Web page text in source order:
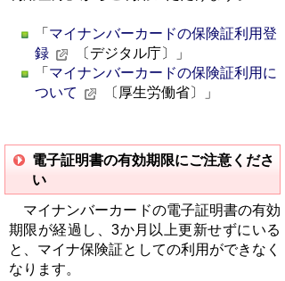
「 マイナンバーカードの保険証利用登
録
〔デジタル庁〕」
「 マイナンバーカードの保険証利用に
ついて
〔厚生労働省〕」
電子証明書の有効期限にご注意くださ
い
マイナンバーカードの電子証明書の有効
期限が経過し、3か月以上更新せずにいる
と、マイナ保険証としての利用ができなく
なります。